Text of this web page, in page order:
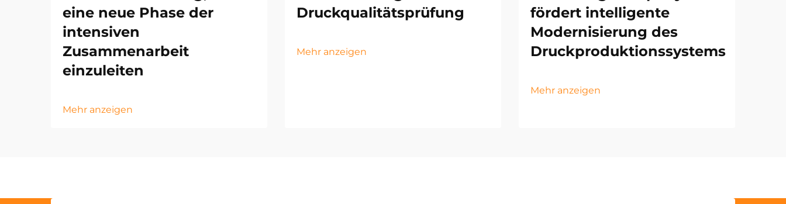
eine neue Phase der
intensiven
Zusammenarbeit
einzuleiten
Mehr anzeigen
Druckqualitätsprüfung
Mehr anzeigen
fördert intelligente
Modernisierung des
Druckproduktionssystems
Mehr anzeigen